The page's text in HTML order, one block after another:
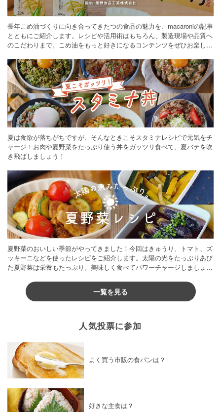
長年こめ油づくりに向き合ってきたつの食品の魅力を、macaroniの記事
とともにご紹介します。レシピや活用術はもちろん、製造現場や品質へ
のこだわりまで。こめ油をもっと好きになるコンテンツをぜひお楽しみ
夏は食欲が落ちがちですが、そんなときこそスタミナレシピで元気をチ
ャージ！お肉や夏野菜をたっぷり使う丼をガッツリ食べて、夏バテを吹
き飛ばしましょう！
夏野菜のおいしい季節がやってきました！今回はきゅうり、トマト、ズ
ッキーニなどを使ったレシピをご紹介します。太陽の光をたっぷりあび
た夏野菜は栄養もたっぷり。美味しく食べてパワーチャージしましょう
一覧を見る
人気投票に参加
よく買う市販の食パンは？
好きな主食は？